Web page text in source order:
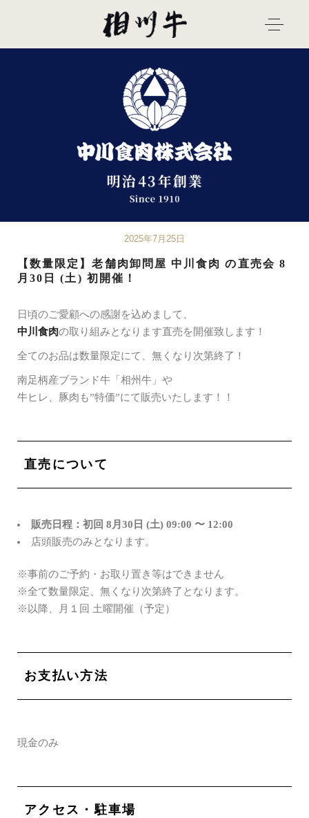
2025年7月25日
【数量限定】老舗肉卸問屋 中川食肉 の直売会 8
月30日 (土) 初開催！
日頃のご愛顧への感謝を込めまして、
中川食肉の取り組みとなります直売を開催致します！
全てのお品は数量限定にて、無くなり次第終了！
南足柄産ブランド牛「相州牛」や
牛ヒレ、豚肉も”特価”にて販売いたします！！
直売について
販売日程：初回 8月30日 (土) 09:00 〜 12:00
店頭販売のみとなります。
※事前のご予約・お取り置き等はできません
※全て数量限定、無くなり次第終了となります。
※以降、月１回 土曜開催（予定）
お支払い方法
現金のみ
アクセス・駐車場